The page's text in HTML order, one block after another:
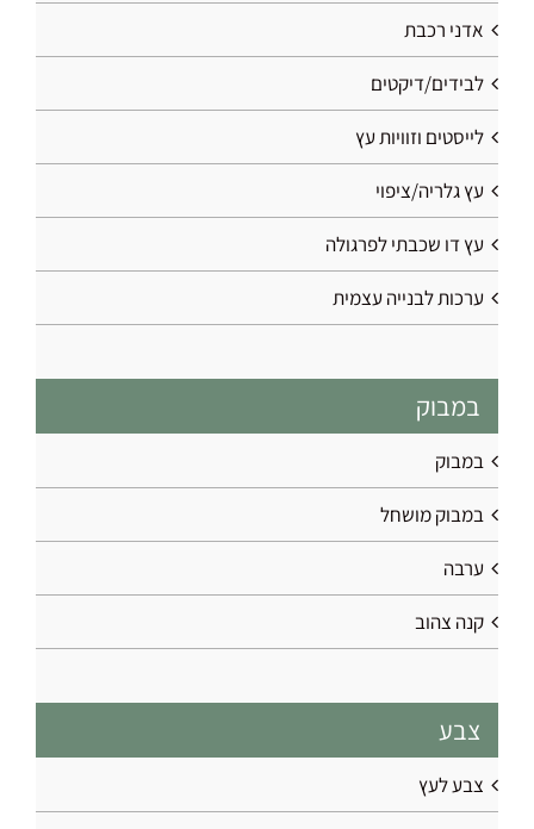
אדני רכבת
לבידים/דיקטים
לייסטים וזוויות עץ
עץ גלריה/ציפוי
עץ דו שכבתי לפרגולה
ערכות לבנייה עצמית
במבוק
במבוק
במבוק מושחל
ערבה
קנה צהוב
צבע
צבע לעץ